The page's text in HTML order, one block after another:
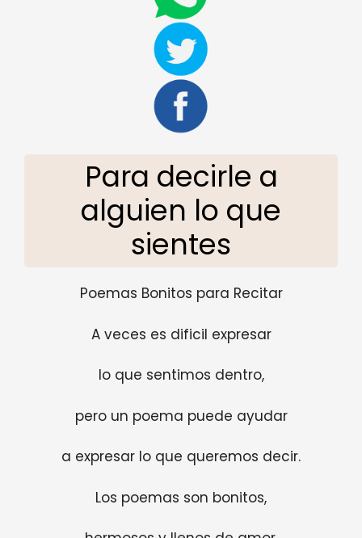
Para decirle a
alguien lo que
sientes
Poemas Bonitos para Recitar
A veces es dificil expresar
lo que sentimos dentro,
pero un poema puede ayudar
a expresar lo que queremos decir.
Los poemas son bonitos,